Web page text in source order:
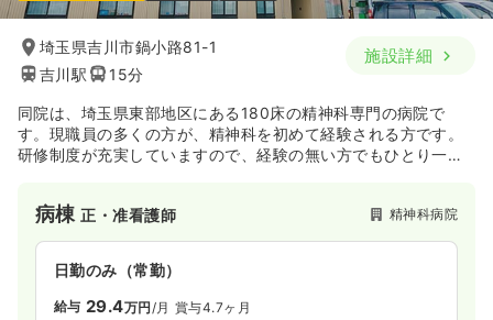
埼玉県吉川市鍋小路81-1
吉川駅
15分
施設詳細
同院は、埼玉県東部地区にある180床の精神科専門の病院で
す。現職員の多くの方が、精神科を初めて経験される方です。
研修制度が充実していますので、経験の無い方でもひとり一人
の支援をしております。
病棟正・准看護師 精神科病院
日勤のみ（常勤）
給与 29.4万円/月 賞与4.7ヶ月